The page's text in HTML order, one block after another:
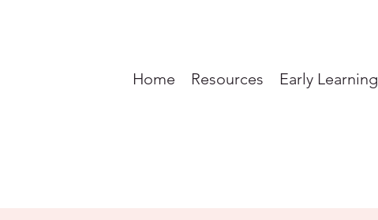
Home Resources Early Learning